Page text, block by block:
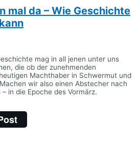
mal da – Wie Geschichte
mag in all jenen unter uns
die ob der zunehmenden
Machthaber in Schwermut und
wir also einen Abstecher nach
in die Epoche des Vormärz.